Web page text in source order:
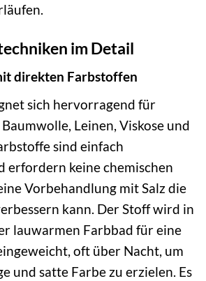
im Detail
direkten Farbstoffen
sich hervorragend für
Leinen, Viskose und
sind einfach
erfordern keine chemischen
Vorbehandlung mit Salz die
kann. Der Stoff wird in
lauwarmen Farbbad für eine
oft über Nacht, um
und satte Farbe zu erzielen. Es